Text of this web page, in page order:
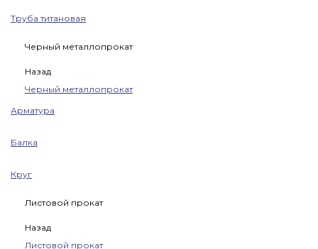
Труба титановая
Черный металлопрокат
Назад
Черный металлопрокат
Арматура
Балка
Круг
Листовой прокат
Назад
Листовой прокат